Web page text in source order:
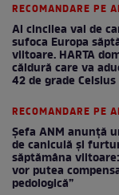
RECOMANDARE PE
Al cincilea val de
sufoca Europa
viitoare. HARTA
căldură care va
42 de grade Celsius
RECOMANDARE PE
Șefa ANM anunță
de caniculă și
săptămâna
vor putea
pedologică”